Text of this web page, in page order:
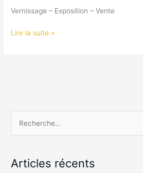
Vernissage – Exposition – Vente
Lire la suite »
h
Articles récents